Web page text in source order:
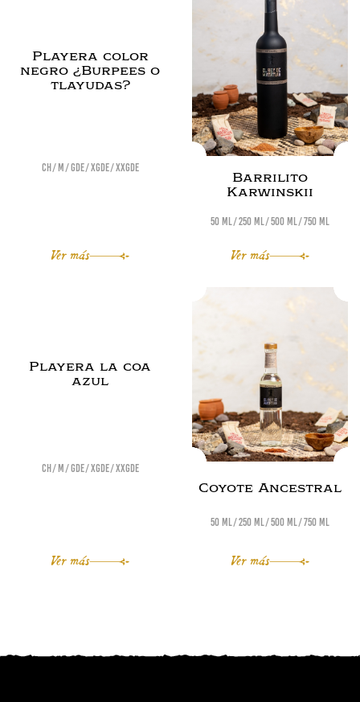
Playera color
negro ¿Burpees o
tlayudas?
Ch M Gde XGde XXGde
Ver más
Barrilito
Karwinskii
50 ml 250 ml 500 ml 750 ml
Ver más
Playera la coa
azul
Ch M Gde XGde XXGde
Ver más
Coyote Ancestral
50 ml 250 ml 500 ml 750 ml
Ver más